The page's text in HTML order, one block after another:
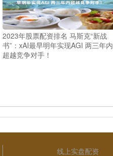
2023年股票配资排名 马斯克“新战
书”：xAI最早明年实现AGI 两三年内
超越竞争对手！
线上实盘配资